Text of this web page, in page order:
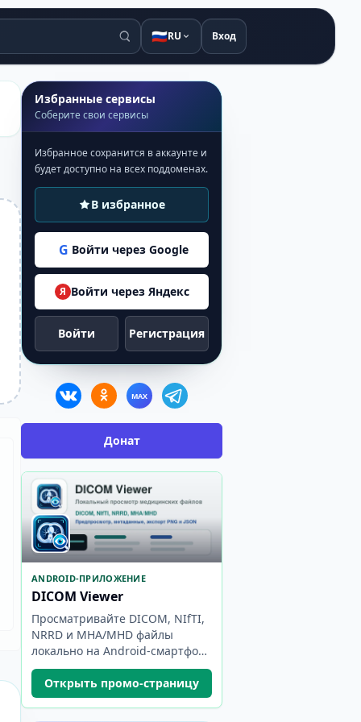
🇷🇺RU Вход
Избранные сервисы
Соберите свои сервисы
Избранное сохранится в аккаунте и
будет доступно на всех поддоменах.
В избранное
G Войти через Google
Я Войти через Яндекс
Войти Регистрация
MAX
Донат
ANDROID-ПРИЛОЖЕНИЕ
DICOM Viewer
Просматривайте DICOM, NIfTI,
NRRD и MHA/MHD файлы
локально на Android-смартфоне
или планшете.
Открыть промо-страницу